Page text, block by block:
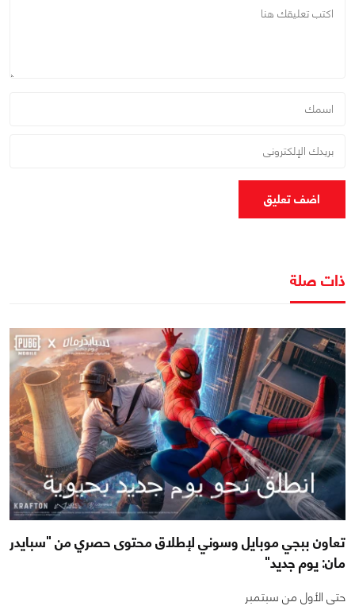
اضف تعليق
ذات صلة
تعاون ببجي موبايل وسوني لإطلاق محتوى حصري من "سبايدر
مان: يوم جديد"
حتى الأول من سبتمبر